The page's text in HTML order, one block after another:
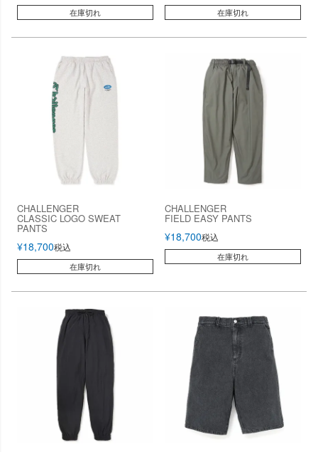
在庫切れ 在庫切れ
CHALLENGER
CLASSIC LOGO SWEAT
PANTS
¥18,700税込
在庫切れ
CHALLENGER
FIELD EASY PANTS
¥18,700税込
在庫切れ